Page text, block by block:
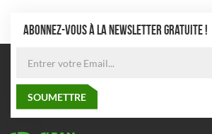
ABONNEZ-VOUS À LA NEWSLETTER GRATUITE !